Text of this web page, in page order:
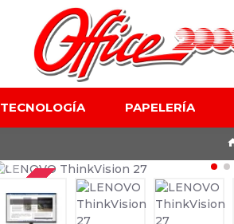
TECNOLOGÍA PAPELERÍA